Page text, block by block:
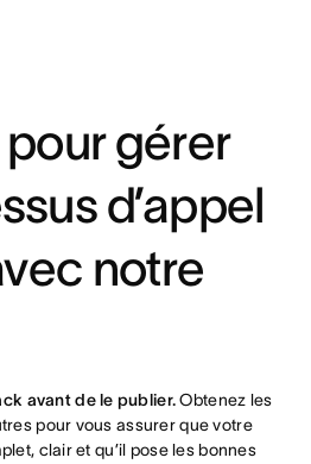
gérer
d’appel
notre
avant de le publier.Obtenez les
pour vous assurer que votre
clair et qu’il pose les bonnes